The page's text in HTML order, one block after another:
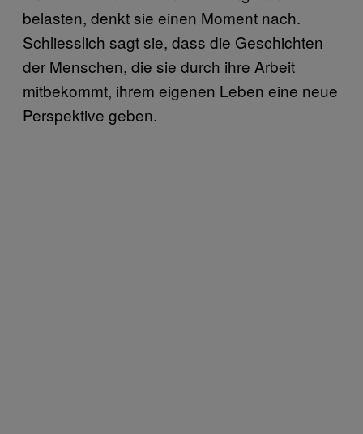
belasten, denkt sie einen Moment nach.
Schliesslich sagt sie, dass die Geschichten
der Menschen, die sie durch ihre Arbeit
mitbekommt, ihrem eigenen Leben eine neue
Perspektive geben.